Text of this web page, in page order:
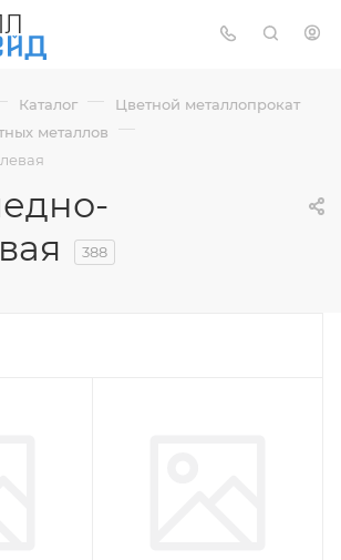
Каталог — Цветной металлопрокат
металлов —
388